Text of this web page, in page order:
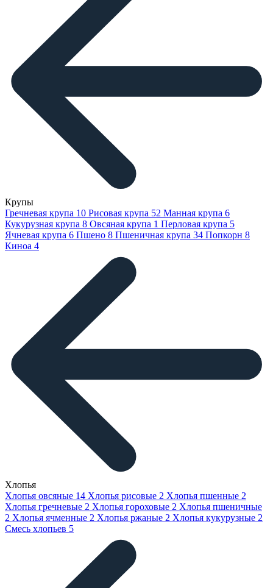
Крупы
Гречневая крупа 10 Рисовая крупа 52 Манная крупа 6
Кукурузная крупа 8 Овсяная крупа 1 Перловая крупа 5
Ячневая крупа 6 Пшено 8 Пшеничная крупа 34 Попкорн 8
Киноа 4
Хлопья
Хлопья овсяные 14 Хлопья рисовые 2 Хлопья пшенные 2
Хлопья гречневые 2 Хлопья гороховые 2 Хлопья пшеничные
2 Хлопья ячменные 2 Хлопья ржаные 2 Хлопья кукурузные 2
Смесь хлопьев 5